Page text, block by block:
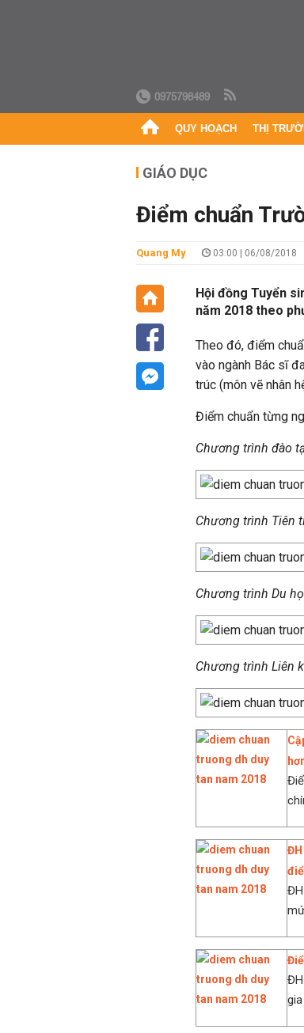
0975798489
QUY HOẠCH THỊ
GIÁO DỤC
Điểm chuẩn
Quang My 03:00 | 06/08/2018
Hội đồng Tuyển
năm 2018 theo
Theo đó, điểm
vào ngành Bác sĩ
trúc (môn vẽ nhân
Điểm chuẩn từng
Chương trình đào
Chương trình Tiên
Chương trình Du
Chương trình Liên